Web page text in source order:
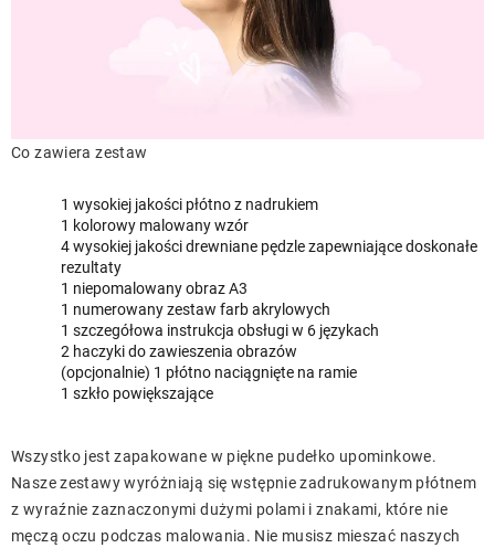
Co zawiera zestaw
1 wysokiej jakości płótno z nadrukiem
1 kolorowy malowany wzór
4 wysokiej jakości drewniane pędzle zapewniające doskonałe
rezultaty
1 niepomalowany obraz A3
1 numerowany zestaw farb akrylowych
1 szczegółowa instrukcja obsługi w 6 językach
2 haczyki do zawieszenia obrazów
(opcjonalnie) 1 płótno naciągnięte na ramie
1 szkło powiększające
Wszystko jest zapakowane w piękne pudełko upominkowe.
Nasze zestawy wyróżniają się wstępnie zadrukowanym płótnem
z wyraźnie zaznaczonymi dużymi polami i znakami, które nie
męczą oczu podczas malowania. Nie musisz mieszać naszych